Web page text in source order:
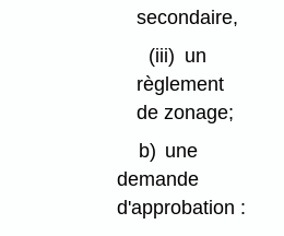
secondaire,
(iii) un
règlement
de zonage;
b) une
demande
d'approbation :